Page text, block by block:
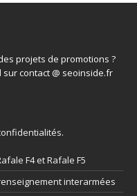
projets de promotions ?
contact @ seoinside.fr
.
F4 et Rafale F5
interarmées